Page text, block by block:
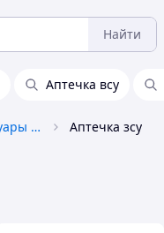
Найти
Аптечка всу
Навесные подсумки и аксессуары к ним Аптечка зсу